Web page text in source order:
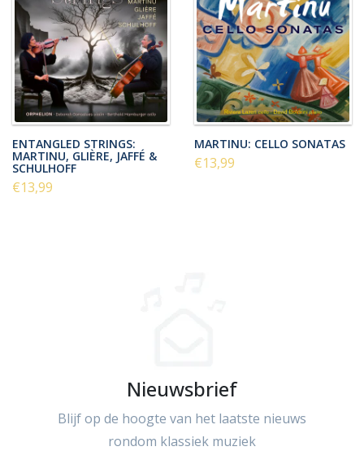
ENTANGLED STRINGS:
MARTINU, GLIÈRE, JAFFÉ &
SCHULHOFF
€13,99
MARTINU: CELLO SONATAS
€13,99
Nieuwsbrief
Blijf op de hoogte van het laatste nieuws
rondom klassiek muziek